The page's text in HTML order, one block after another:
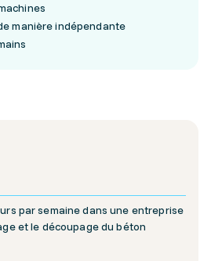
manière indépendante
par semaine dans une entreprise
et le découpage du béton